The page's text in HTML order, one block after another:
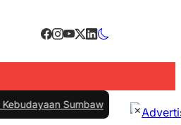
Sumbawa|#3 -Esti Wijayati Janjikan
×